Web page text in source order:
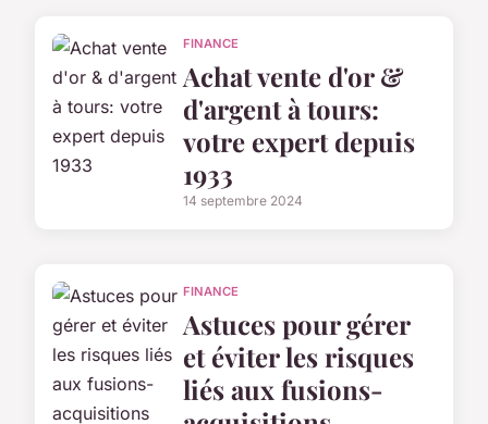
FINANCE
Achat vente d'or &
d'argent à tours:
votre expert depuis
1933
14 septembre 2024
FINANCE
Astuces pour gérer
et éviter les risques
liés aux fusions-